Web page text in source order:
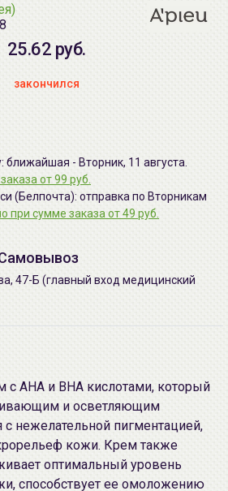
25.62 руб.
закончился
- Вторник, 11 августа.
от 99 руб.
(Белпочта): отправка по Вторникам
при сумме заказа от 49 руб.
47-Б (главный вход медицинский
AHA и BHA кислотами, который
и осветляющим
с нежелательной пигментацией,
кожи. Крем также
оптимальный уровень
способствует ее омоложению